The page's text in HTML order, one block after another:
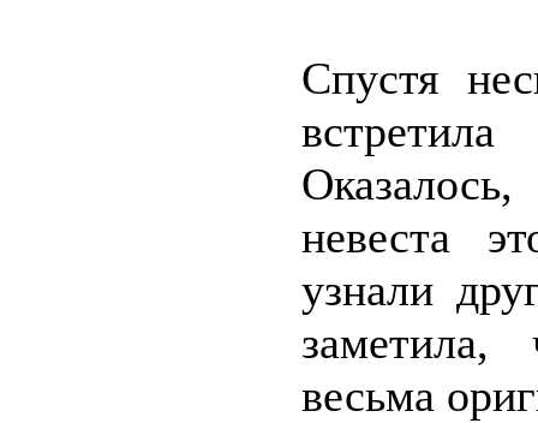
Спустя
невеста
узнали
заметила,
весьма